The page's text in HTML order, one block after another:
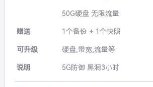
50G硬盘 无限流量
赠送 1个备份 + 1个快照
可升级 硬盘,带宽,流量等
说明 5G防御 黑洞3小时